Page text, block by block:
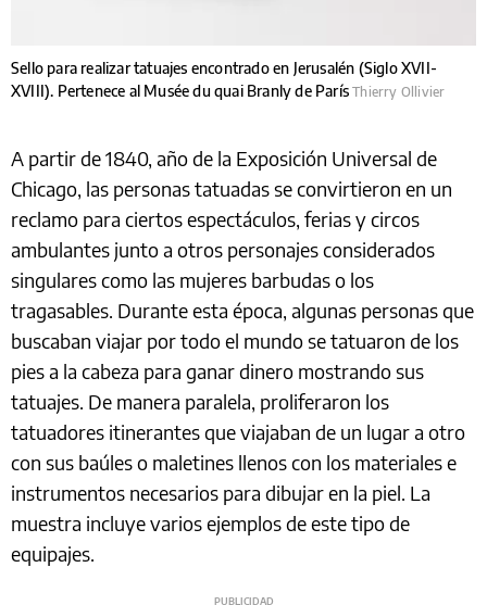
Sello para realizar tatuajes encontrado en Jerusalén (Siglo XVII-
XVIII). Pertenece al Musée du quai Branly de ParísThierry Ollivier
A partir de 1840, año de la Exposición Universal de
Chicago, las personas tatuadas se convirtieron en un
reclamo para ciertos espectáculos, ferias y circos
ambulantes junto a otros personajes considerados
singulares como las mujeres barbudas o los
tragasables. Durante esta época, algunas personas que
buscaban viajar por todo el mundo se tatuaron de los
pies a la cabeza para ganar dinero mostrando sus
tatuajes. De manera paralela, proliferaron los
tatuadores itinerantes que viajaban de un lugar a otro
con sus baúles o maletines llenos con los materiales e
instrumentos necesarios para dibujar en la piel. La
muestra incluye varios ejemplos de este tipo de
equipajes.